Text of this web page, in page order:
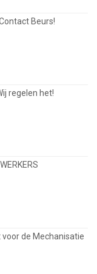
Beurs!
regelen het!
voor de Mechanisatie